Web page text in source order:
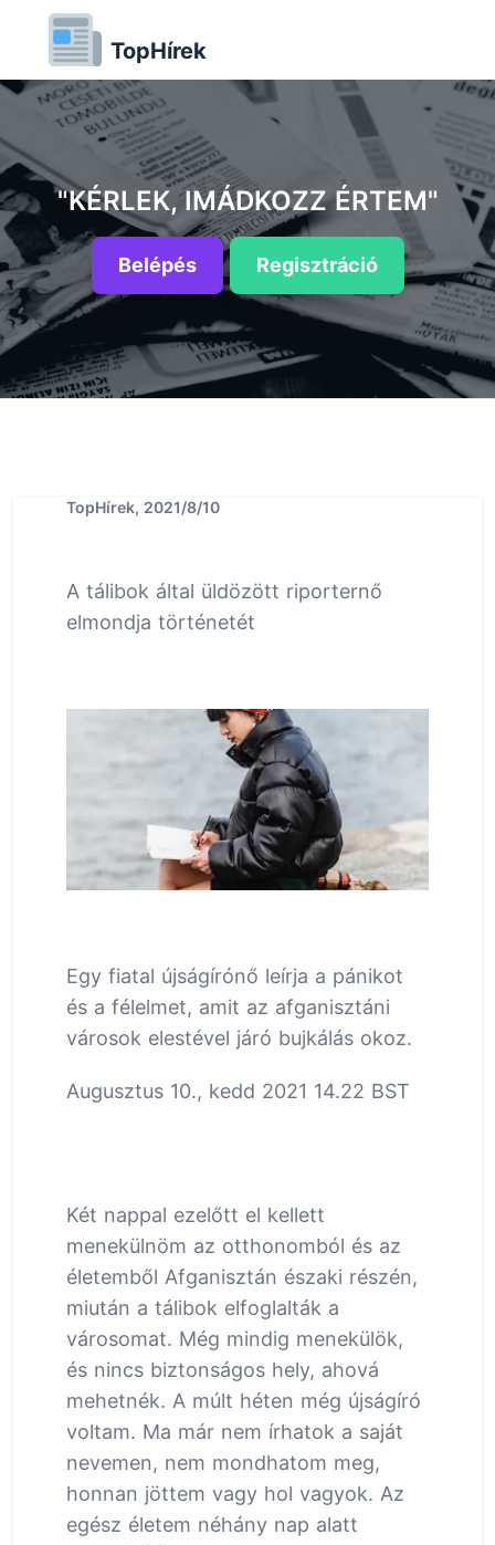
TopHírek
"KÉRLEK, IMÁDKOZZ ÉRTEM"
Belépés Regisztráció
TopHírek, 2021/8/10
A tálibok által üldözött riporternő
elmondja történetét
Egy fiatal újságírónő leírja a pánikot
és a félelmet, amit az afganisztáni
városok elestével járó bujkálás okoz.
Augusztus 10., kedd 2021 14.22 BST
Két nappal ezelőtt el kellett
menekülnöm az otthonomból és az
életemből Afganisztán északi részén,
miután a tálibok elfoglalták a
városomat. Még mindig menekülök,
és nincs biztonságos hely, ahová
mehetnék. A múlt héten még újságíró
voltam. Ma már nem írhatok a saját
nevemen, nem mondhatom meg,
honnan jöttem vagy hol vagyok. Az
egész életem néhány nap alatt